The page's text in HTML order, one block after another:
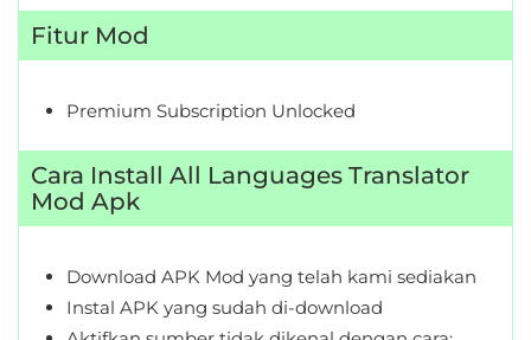
Fitur Mod
Premium Subscription Unlocked
Cara Install All Languages Translator
Mod Apk
Download APK Mod yang telah kami sediakan
Instal APK yang sudah di-download